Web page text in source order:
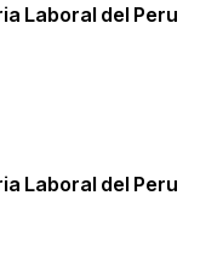
Laboral del Peru
Laboral del Peru